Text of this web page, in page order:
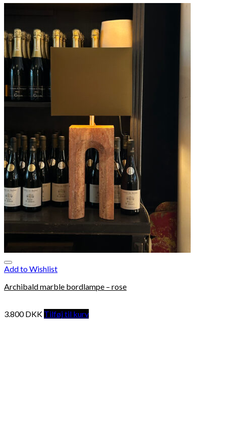
Add to Wishlist
Archibald marble bordlampe – rose
3.800DKK Tilføj til kurv